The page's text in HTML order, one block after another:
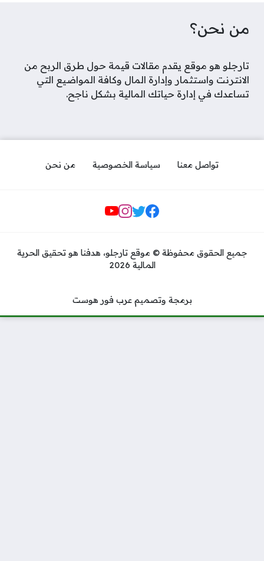
من نحن؟
تارجلو هو موقع يقدم مقالات قيمة حول طرق الربح من
الانترنت واستثمار وإدارة المال وكافة المواضيع التي
تساعدك في إدارة حياتك المالية بشكل ناجح.
تواصل معنا سياسة الخصوصية من نحن
مواقع التواصل
جميع الحقوق محفوظة © موقع تارجلو، هدفنا هو تحقيق الحرية
المالية 2026
برمجة وتصميم عرب فور هوست